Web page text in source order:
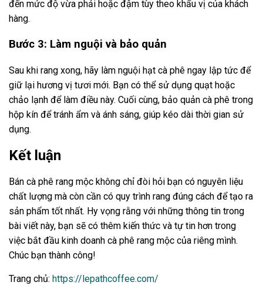
đến mức độ vừa phải hoặc đậm tùy theo khẩu vị của khách
hàng.
Bước 3: Làm nguội và bảo quản
Sau khi rang xong, hãy làm nguội hạt cà phê ngay lập tức để
giữ lại hương vị tươi mới. Bạn có thể sử dụng quạt hoặc
chảo lạnh để làm điều này. Cuối cùng, bảo quản cà phê trong
hộp kín để tránh ẩm và ánh sáng, giúp kéo dài thời gian sử
dụng.
Kết luận
Bán cà phê rang mộc không chỉ đòi hỏi bạn có nguyên liệu
chất lượng mà còn cần có quy trình rang đúng cách để tạo ra
sản phẩm tốt nhất. Hy vọng rằng với những thông tin trong
bài viết này, bạn sẽ có thêm kiến thức và tự tin hơn trong
việc bắt đầu kinh doanh cà phê rang mộc của riêng mình.
Chúc bạn thành công!
Trang chủ: https://lepathcoffee.com/